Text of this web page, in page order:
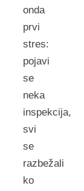
onda
prvi
stres:
pojavi
se
neka
inspekcija,
svi
se
razbežali
ko